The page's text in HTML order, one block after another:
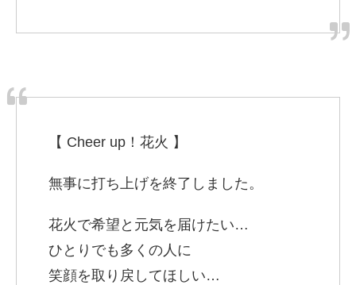
【 Cheer up！花火 】
無事に打ち上げを終了しました。
花火で希望と元気を届けたい…
ひとりでも多くの人に
笑顔を取り戻してほしい…